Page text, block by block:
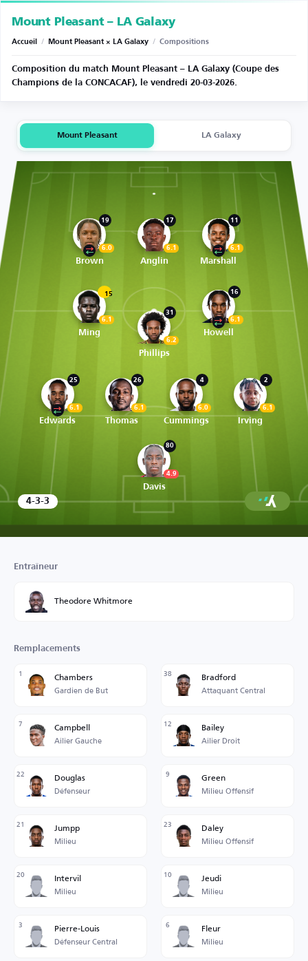
Mount Pleasant – LA Galaxy
Accueil / Mount Pleasant × LA Galaxy / Compositions
Composition du match Mount Pleasant – LA Galaxy (Coupe des
Champions de la CONCACAF), le vendredi 20-03-2026.
Mount Pleasant LA Galaxy
19
6.0
Brown
17
6.1
Anglin
11
6.1
Marshall
15
6.1
Ming
31
6.2
Phillips
16
6.1
Howell
25
6.1
Edwards
26
6.1
Thomas
4
6.0
Cummings
2
6.1
Irving
80
4.9
Davis
4-3-3
Entraîneur
Theodore Whitmore
Remplacements
1 Chambers
Gardien de But
38 Bradford
Attaquant Central
7 Campbell
Ailier Gauche
12 Bailey
Ailier Droit
22 Douglas
Défenseur
9 Green
Milieu Offensif
21 Jumpp
Milieu
23 Daley
Milieu Offensif
20 Intervil
Milieu
10 Jeudi
Milieu
3 Pierre-Louis
Défenseur Central
6 Fleur
Milieu